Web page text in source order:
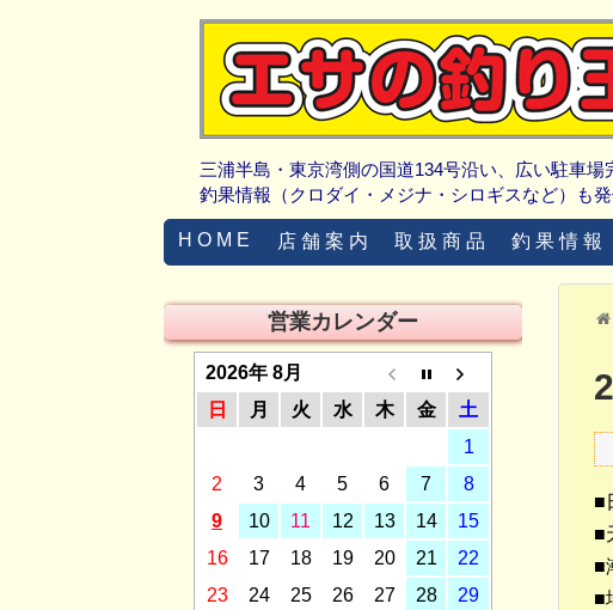
三浦半島・東京湾側の国道134号沿い、広い駐車
釣果情報（クロダイ・メジナ・シロギスなど）も発
H O M E 店 舗 案 内 取 扱 商 品 釣 果 情 報
■
■
■
■
営業カレンダー
2026年 8月
日
月 火 水 木 金
土
1
2
3 4 5 6 7
8
9
10 11 12 13 14
15
16
17 18 19 20 21
22
23
24 25 26 27 28
29